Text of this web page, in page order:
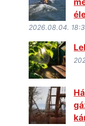
2026.08.04.